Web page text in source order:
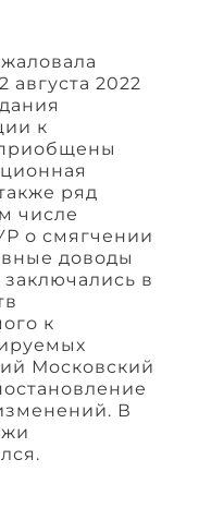
августа 2022
к
ряд
числе
о смягчении
доводы
в
к
Московский
В